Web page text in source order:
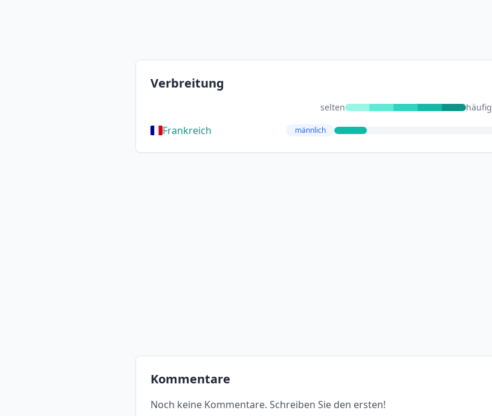
Verbreitung
selten häufig
Frankreich männlich
Kommentare
Noch keine Kommentare. Schreiben Sie den ersten!